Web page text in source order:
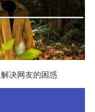
解决网友的困惑